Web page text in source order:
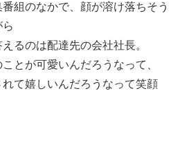
組のなかで、顔が溶け落ちそう
るのは配達先の会社社長。
とが可愛いんだろうなって、
て嬉しいんだろうなって笑顔